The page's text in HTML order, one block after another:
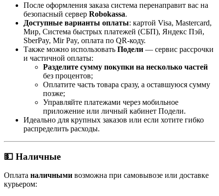
После оформления заказа система перенаправит вас на
безопасный сервер Robokassa.
Доступные варианты оплаты: картой Visa, Mastercard,
Мир, Система быстрых платежей (СБП), Яндекс Пэй,
SberPay, Mir Pay, оплата по QR-коду.
Также можно использовать Подели — сервис рассрочки
и частичной оплаты:
Разделите сумму покупки на несколько частей
без процентов;
Оплатите часть товара сразу, а оставшуюся сумму
позже;
Управляйте платежами через мобильное
приложение или личный кабинет Подели.
Идеально для крупных заказов или если хотите гибко
распределить расходы.
💵 Наличные
Оплата наличными возможна при самовывозе или доставке
курьером: